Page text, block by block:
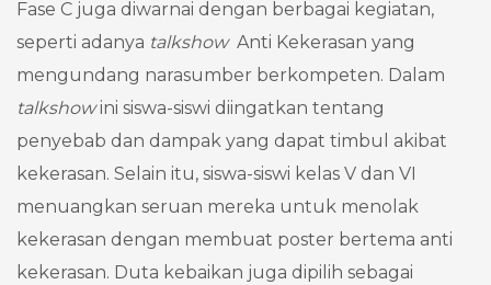
Fase C juga diwarnai dengan berbagai kegiatan,
seperti adanya talkshowAnti Kekerasan yang
mengundang narasumber berkompeten. Dalam
talkshowini siswa-siswi diingatkan tentang
penyebab dan dampak yang dapat timbul akibat
kekerasan. Selain itu, siswa-siswi kelas V dan VI
menuangkan seruan mereka untuk menolak
kekerasan dengan membuat poster bertema anti
kekerasan. Duta kebaikan juga dipilih sebagai